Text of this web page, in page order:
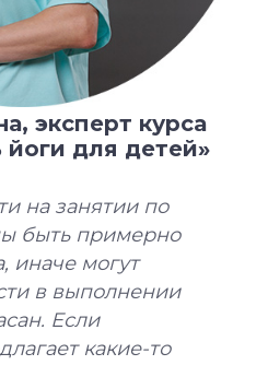
эксперт курса
для детей»
на занятии по
быть примерно
иначе могут
в выполнении
Если
какие-то